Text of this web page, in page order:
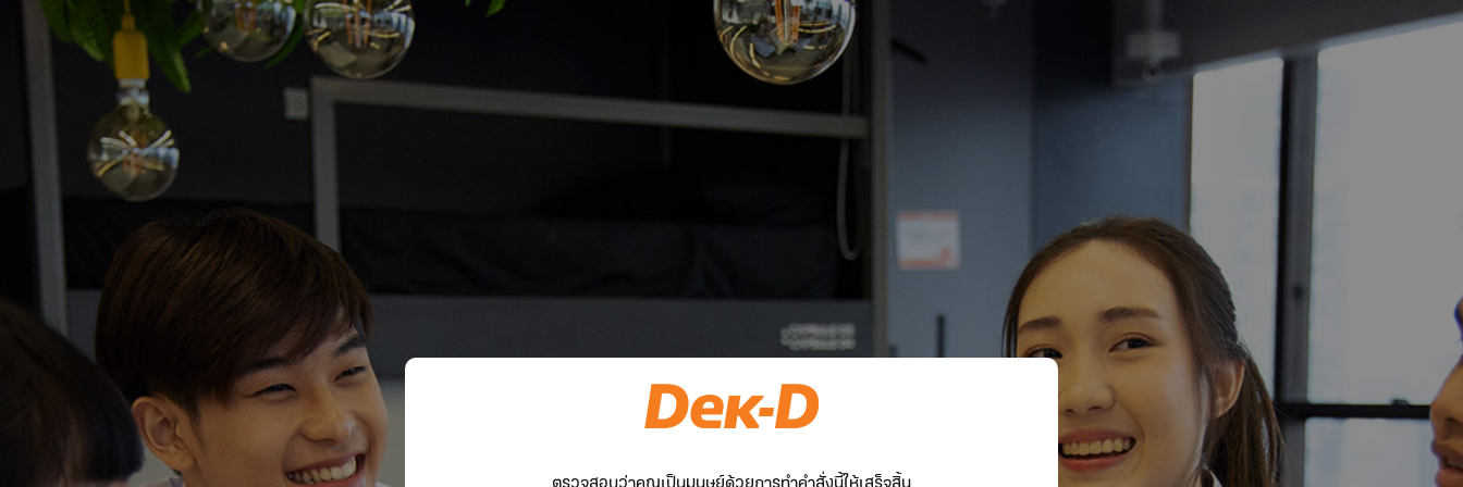
ตรวจสอบว่าคุณเป็นมนุษย์ด้วยการทำคำสั่งนี้ให้เสร็จสิ้น